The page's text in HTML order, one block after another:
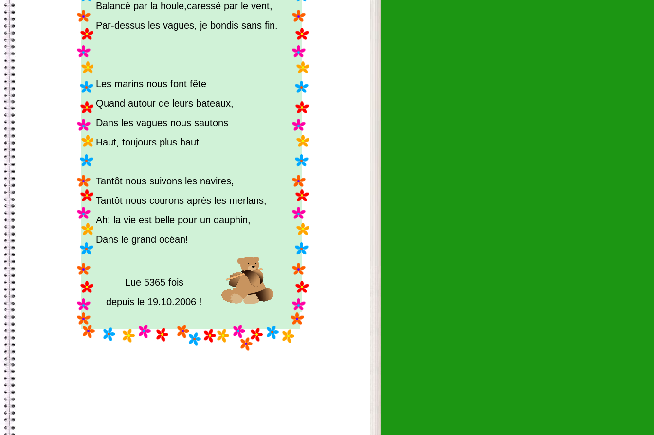
Balancé par la houle,caressé par le vent,
Par-dessus les vagues, je bondis sans fin.
Les marins nous font fête
Quand autour de leurs bateaux,
Dans les vagues nous sautons
Haut, toujours plus haut
Tantôt nous suivons les navires,
Tantôt nous courons après les merlans,
Ah! la vie est belle pour un dauphin,
Dans le grand océan!
Lue 5365 fois
depuis le 19.10.2006 !